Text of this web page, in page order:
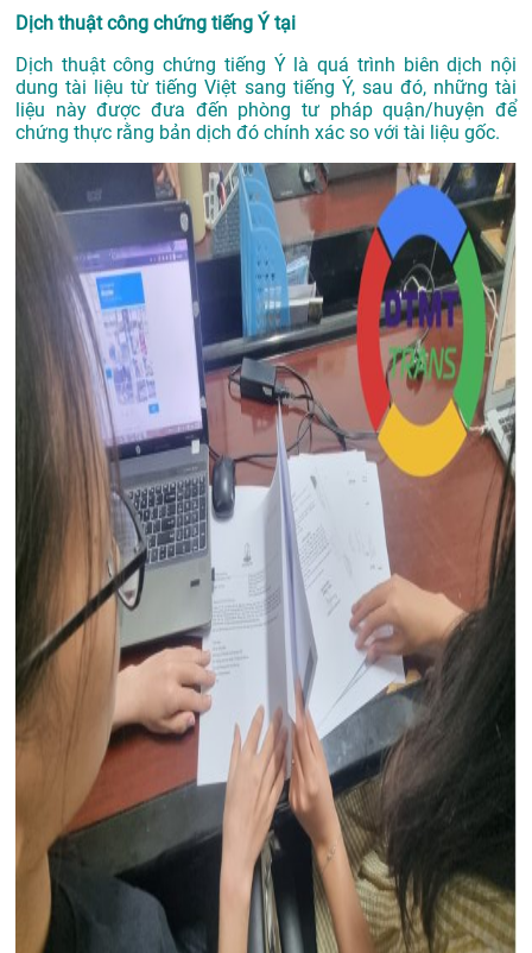
Dịch thuật công chứng tiếng Ý tại
Dịch thuật công chứng tiếng Ý là quá trình biên dịch nội
dung tài liệu từ tiếng Việt sang tiếng Ý, sau đó, những tài
liệu này được đưa đến phòng tư pháp quận/huyện để
chứng thực rằng bản dịch đó chính xác so với tài liệu gốc.